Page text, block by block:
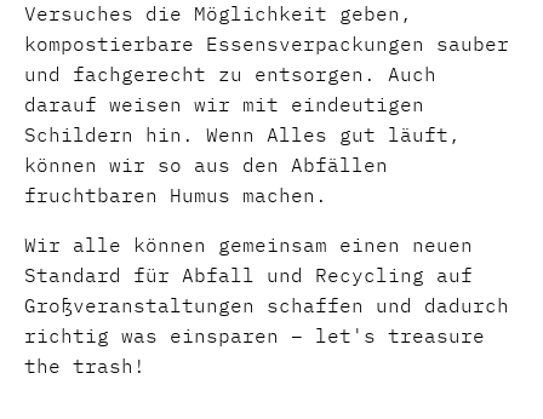
Versuches die Möglichkeit geben,
kompostierbare Essensverpackungen sauber
und fachgerecht zu entsorgen. Auch
darauf weisen wir mit eindeutigen
Schildern hin. Wenn Alles gut läuft,
können wir so aus den Abfällen
fruchtbaren Humus machen.
Wir alle können gemeinsam einen neuen
Standard für Abfall und Recycling auf
Großveranstaltungen schaffen und dadurch
richtig was einsparen – let's treasure
the trash!